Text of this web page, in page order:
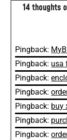
14 thoughts
Pingback:
Pingback: usa
Pingback:
Pingback:
Pingback: buy
Pingback:
Pingback: